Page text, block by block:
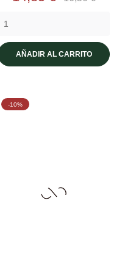
AÑADIR AL CARRITO
-10%